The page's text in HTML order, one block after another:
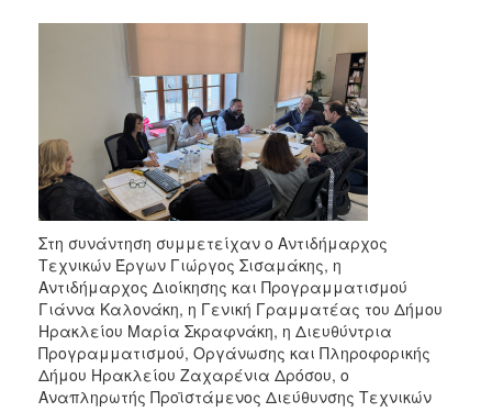
2013
2006
ΔΗΜΟΤΗΣ
ΕΠΙΣΚΕΠΤΗΣ
ΗΡΑΚΛΕΙΟ
Στη συνάντηση συμμετείχαν ο Αντιδήμαρχος
Τεχνικών Έργων Γιώργος Σισαμάκης, η
Αντιδήμαρχος Διοίκησης και Προγραμματισμού
Γιάννα Καλονάκη, η Γενική Γραμματέας του Δήμου
Ηρακλείου Μαρία Σκραφνάκη, η Διευθύντρια
Προγραμματισμού, Οργάνωσης και Πληροφορικής
Δήμου Ηρακλείου Ζαχαρένια Δρόσου, ο
Αναπληρωτής Προϊστάμενος Διεύθυνσης Τεχνικών